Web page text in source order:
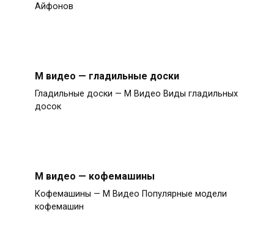
Айфонов
М видео — гладильные доски
Гладильные доски — М Видео Виды гладильных
досок
М видео — кофемашины
Кофемашины — М Видео Популярные модели
кофемашин